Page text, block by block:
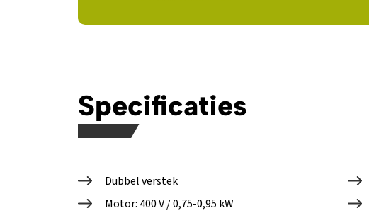
Specificaties
Dubbel verstek
Motor: 400 V / 0,75-0,95 kW